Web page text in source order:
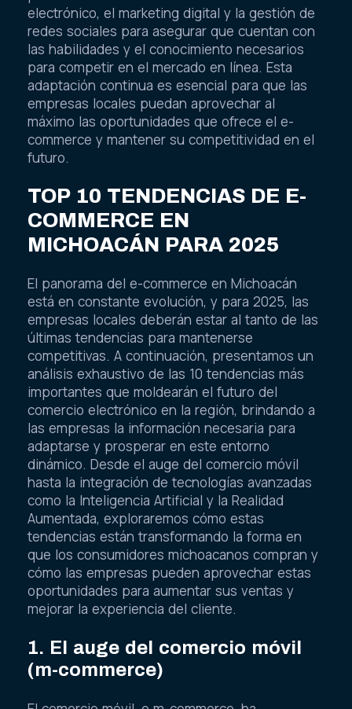
personal en áreas como el comercio
electrónico, el marketing digital y la gestión de
redes sociales para asegurar que cuentan con
las habilidades y el conocimiento necesarios
para competir en el mercado en línea. Esta
adaptación continua es esencial para que las
empresas locales puedan aprovechar al
máximo las oportunidades que ofrece el e-
commerce y mantener su competitividad en el
TOP 10 TENDENCIAS DE E-
COMMERCE EN
MICHOACÁN PARA 2025
El panorama del e-commerce en Michoacán
está en constante evolución, y para 2025, las
empresas locales deberán estar al tanto de las
últimas tendencias para mantenerse
competitivas. A continuación, presentamos un
análisis exhaustivo de las 10 tendencias más
importantes que moldearán el futuro del
comercio electrónico en la región, brindando a
las empresas la información necesaria para
adaptarse y prosperar en este entorno
dinámico. Desde el auge del comercio móvil
hasta la integración de tecnologías avanzadas
como la Inteligencia Artificial y la Realidad
Aumentada, exploraremos cómo estas
tendencias están transformando la forma en
que los consumidores michoacanos compran y
cómo las empresas pueden aprovechar estas
oportunidades para aumentar sus ventas y
mejorar la experiencia del cliente.
1. El auge del comercio móvil
(m-commerce)